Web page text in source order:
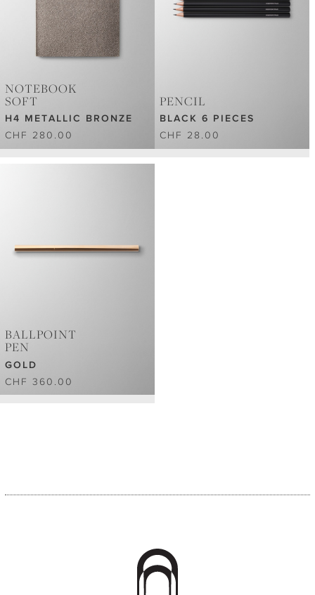
NOTEBOOK
SOFT
H4 METALLIC BRONZE
CHF 280.00
PENCIL
BLACK 6 PIECES
CHF 28.00
BALLPOINT
PEN
GOLD
CHF 360.00